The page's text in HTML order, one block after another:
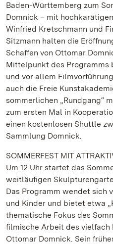
Baden-Württemberg zum
Domnick – mit
Winfried Kretschmann und
Sitzmann halten die
Schaffen von Ottomar
Mittelpunkt des Programms
und vor allem
auch die Freie
sommerlichen „Rundgang“
zum ersten Mal in
einen kostenlosen Shuttle
Sammlung Domnick.
SOMMERFEST MIT
Um 12 Uhr startet das
weitläufigen
Das Programm wendet sich
und Kinder und bietet etwa
thematische Fokus des
filmische Arbeit des vielfach
Ottomar Domnick. Sein